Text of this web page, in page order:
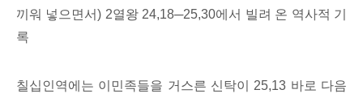
끼워 넣으면서) 2열왕 24,18─25,30에서 빌려 온 역사적 기
록
칠십인역에는 이민족들을 거스른 신탁이 25,13 바로 다음